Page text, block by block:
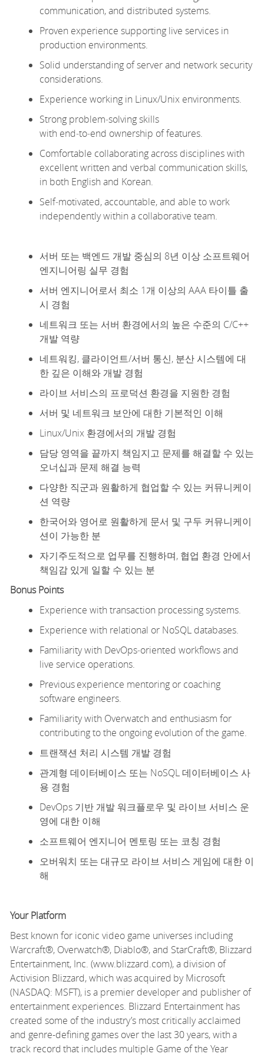
communication, and distributed systems.
Proven experience supporting live services in
production environments.
Solid understanding of server and network security
considerations.
Experience working in Linux/Unix environments.
Strong problem‑solvingskills
with end‑to‑end ownership of features.
Comfortable collaborating across disciplines with
excellent written and verbal communication skills,
in both English and Korean.
Self‑motivated, accountable, and able to work
independently within a collaborative team.
서버 또는 백엔드 개발 중심의 8년 이상 소프트웨어
엔지니어링 실무 경험
서버 엔지니어로서 최소 1개 이상의 AAA 타이틀 출
시 경험
네트워크 또는 서버 환경에서의 높은 수준의 C/C++
개발 역량
네트워킹, 클라이언트/서버 통신, 분산 시스템에 대
한 깊은 이해와 개발 경험
라이브 서비스의 프로덕션 환경을 지원한 경험
서버 및 네트워크 보안에 대한 기본적인 이해
Linux/Unix 환경에서의 개발 경험
담당 영역을 끝까지 책임지고 문제를 해결할 수 있는
오너십과 문제 해결 능력
다양한 직군과 원활하게 협업할 수 있는 커뮤니케이
션 역량
한국어와 영어로 원활하게 문서 및 구두 커뮤니케이
션이 가능한 분
자기주도적으로 업무를 진행하며, 협업 환경 안에서
책임감 있게 일할 수 있는 분
Bonus Points
Experience with transaction processing systems.
Experience with relational or NoSQL databases.
Familiarity with DevOps‑oriented workflows and
live service operations.
Previousexperience mentoring or coaching
software engineers.
Familiarity with Overwatch and enthusiasm for
contributing to the ongoing evolution of the game.
트랜잭션 처리 시스템 개발 경험
관계형 데이터베이스 또는 NoSQL 데이터베이스 사
용 경험
DevOps 기반 개발 워크플로우 및 라이브 서비스 운
영에 대한 이해
소프트웨어 엔지니어 멘토링 또는 코칭 경험
오버워치 또는 대규모 라이브 서비스 게임에 대한 이
해
Your Platform
Best known for iconic video game universes including
Warcraft®, Overwatch®, Diablo®, and StarCraft®, Blizzard
Entertainment, Inc. (www.blizzard.com), a division of
Activision Blizzard, which wasacquired by Microsoft
(NASDAQ: MSFT), is a premier developer and publisher of
entertainment experiences. Blizzard Entertainment has
created some of the industry’s most critically acclaimed
and genre-defining games over the last 30 years, witha
track record that includes multiple Game of the Year